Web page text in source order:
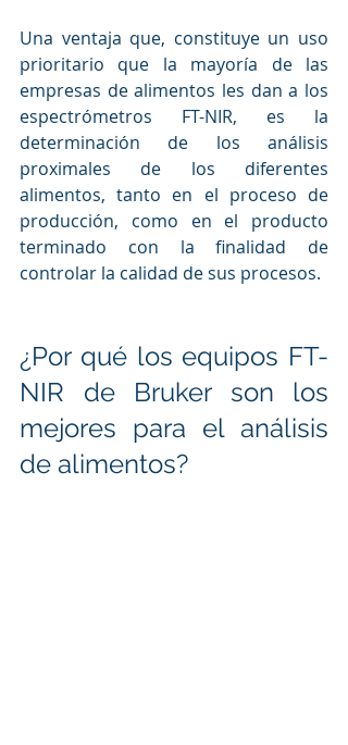
Una ventaja que, constituye un uso
prioritario que la mayoría de las
empresas de alimentos les dan a los
espectrómetros FT-NIR, es la
determinación de los análisis
proximales de los diferentes
alimentos, tanto en el proceso de
producción, como en el producto
terminado con la finalidad de
¿Por qué los equipos FT-
NIR de Bruker son los
mejores para el análisis
de alimentos?